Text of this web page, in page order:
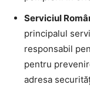
Serviciul
principalul
responsabil
pentru
adresa